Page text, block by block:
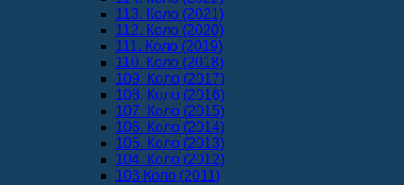
113. Коло (2021)
112. Коло (2020)
111. Коло (2019)
110. Коло (2018)
109. Коло (2017)
108. Коло (2016)
107. Коло (2015)
106. Коло (2014)
105. Коло (2013)
104. Коло (2012)
103 Коло (2011)